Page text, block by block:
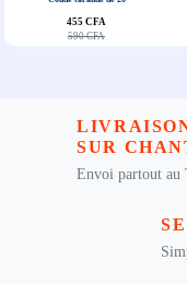
455 CFA
590 CFA
SUR
Envoi partout au